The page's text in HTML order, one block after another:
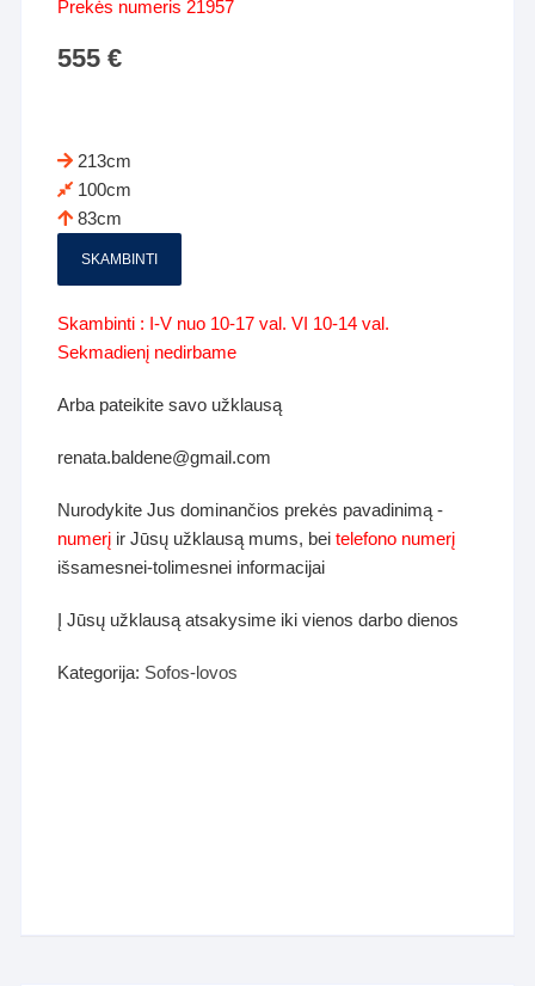
Prekės numeris 21957
555€
213cm
100cm
83cm
SKAMBINTI
Skambinti : I-V nuo 10-17 val. VI 10-14 val.
Sekmadienį nedirbame
Arba pateikite savo užklausą
renata.baldene@gmail.com
Nurodykite Jus dominančios prekės pavadinimą -
numerį ir Jūsų užklausą mums, beitelefono numerį
išsamesnei-tolimesnei informacijai
Į Jūsų užklausą atsakysime iki vienos darbo dienos
Kategorija: Sofos-lovos